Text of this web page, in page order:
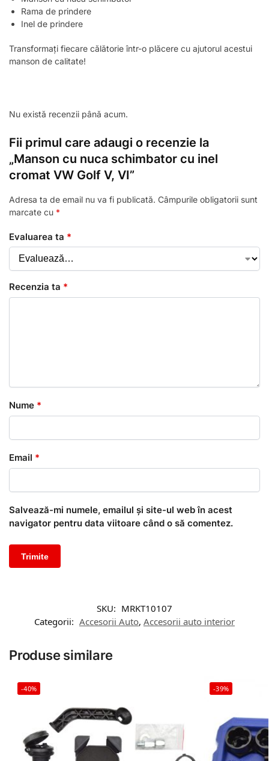
Rama de prindere
Inel de prindere
Transformați fiecare călătorie într-o plăcere cu ajutorul acestui
manson de calitate!
Nu există recenzii până acum.
Fii primul care adaugi o recenzie la
„Manson cu nuca schimbator cu inel
cromat VW Golf V, VI”
Adresa ta de email nu va fi publicată. Câmpurile obligatorii sunt
marcate cu *
Evaluarea ta *
Recenzia ta *
Nume *
Email *
Salvează-mi numele, emailul și site-ul web în acest
navigator pentru data viitoare când o să comentez.
SKU: MRKT10107
Categorii: Accesorii Auto, Accesorii auto interior
Produse similare
-40% -39%